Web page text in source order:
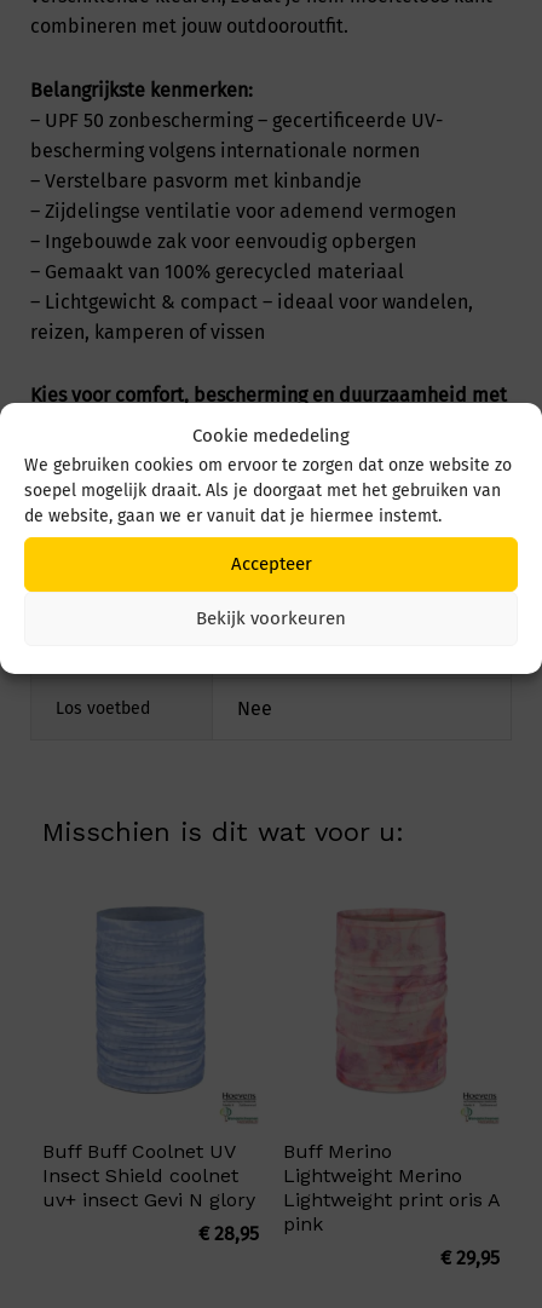
Cookie mededeling
We gebruiken cookies om ervoor te zorgen dat onze website zo
soepel mogelijk draait. Als je doorgaat met het gebruiken van
de website, gaan we er vanuit dat je hiermee instemt.
Accepteer
Bekijk voorkeuren
combineren met jouw outdooroutfit.
Belangrijkste kenmerken:
– UPF 50 zonbescherming – gecertificeerde UV-
bescherming volgens internationale normen
– Verstelbare pasvorm met kinbandje
– Zijdelingse ventilatie voor ademend vermogen
– Ingebouwde zak voor eenvoudig opbergen
– Gemaakt van 100% gerecycled materiaal
– Lichtgewicht & compact – ideaal voor wandelen,
reizen, kamperen of vissen
Kies voor comfort, bescherming en duurzaamheid met
deze veelzijdige outdoorhoed.
Verkrijgbaar bij www.wandelschoenenspecialist.nl en
Hoevens Schoenen in Zaltbommel
Los voetbed Nee
Misschien is dit wat voor u:
Buff Buff Coolnet UV
Insect Shield coolnet
uv+ insect Gevi N glory
€28,95
Buff Merino
Lightweight Merino
Lightweight print oris A
pink
€29,95